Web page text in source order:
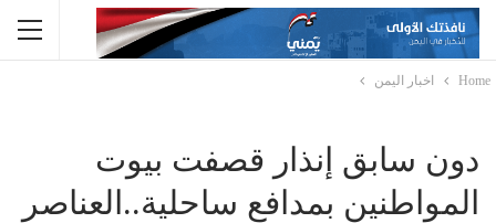
Home اخبار اليمن
دون سابق إنذار قصفت بيوت
المواطنين بمدافع ساحلية..العناصر